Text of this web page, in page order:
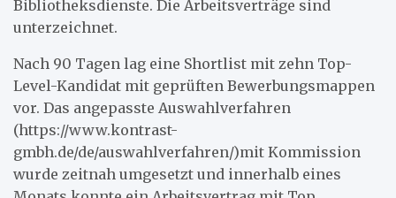
Bibliotheksdienste. Die Arbeitsverträge sind
unterzeichnet.
Nach 90 Tagen lag eine Shortlist mit zehn Top-
Level-Kandidat mit geprüften Bewerbungsmappen
vor. Das angepasste Auswahlverfahren
(https://www.kontrast-
gmbh.de/de/auswahlverfahren/)mit Kommission
wurde zeitnah umgesetzt und innerhalb eines